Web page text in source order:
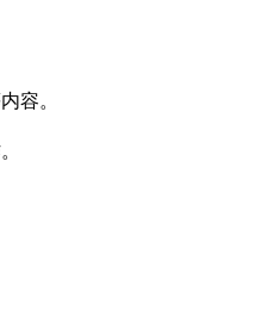
容。